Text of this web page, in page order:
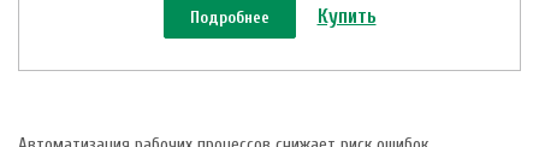
Подробнее Купить